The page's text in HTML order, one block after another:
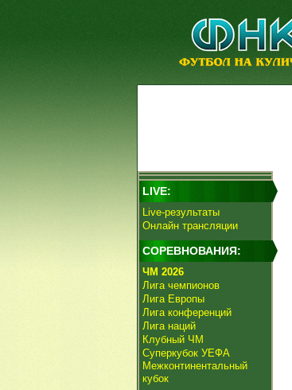
LIVE:
Live-результаты
Онлайн трансляции
СОРЕВНОВАНИЯ:
ЧМ 2026
Лига чемпионов
Лига Европы
Лига конференций
Лига наций
Клубный ЧМ
Суперкубок УЕФА
Межконтинентальный
кубок